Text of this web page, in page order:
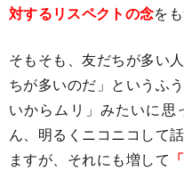
対するリスペクトの念を
そもそも、友だちが多い
ちが多いのだ」というふ
いからムリ」みたいに思
ん、明るくニコニコして
ますが、それにも増して